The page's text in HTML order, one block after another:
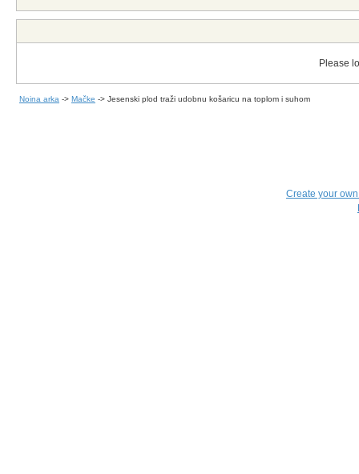
Please
Noina arka -> Mačke -> Jesenski plod traži udobnu košaricu na toplom i suhom
Create your